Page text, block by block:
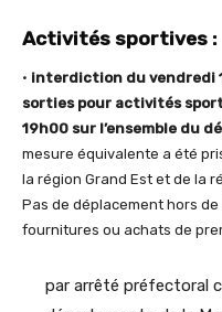
Activités sportives :
• interdiction du vendredi
sorties pour activités
19h00 sur l’ensemble du
mesure équivalente a été
la région Grand Est et de la
Pas de déplacement hors
fournitures ou achats de
par arrêté préfectoral